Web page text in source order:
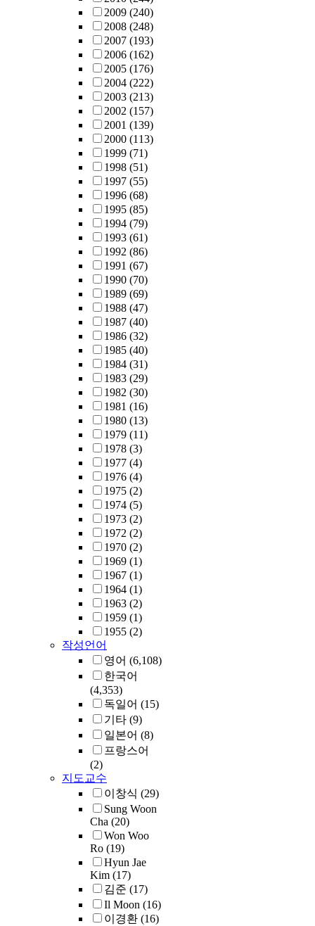
2009 (240)
2008 (248)
2007 (193)
2006 (162)
2005 (176)
2004 (222)
2003 (213)
2002 (157)
2001 (139)
2000 (113)
1999 (71)
1998 (51)
1997 (55)
1996 (68)
1995 (85)
1994 (79)
1993 (61)
1992 (86)
1991 (67)
1990 (70)
1989 (69)
1988 (47)
1987 (40)
1986 (32)
1985 (40)
1984 (31)
1983 (29)
1982 (30)
1981 (16)
1980 (13)
1979 (11)
1978 (3)
1977 (4)
1976 (4)
1975 (2)
1974 (5)
1973 (2)
1972 (2)
1970 (2)
1969 (1)
1967 (1)
1964 (1)
1963 (2)
1959 (1)
1955 (2)
작성언어
영어 (6,108)
한국어
(4,353)
독일어 (15)
기타 (9)
일본어 (8)
프랑스어
(2)
지도교수
이창식 (29)
Sung Woon
Cha (20)
Won Woo
Ro (19)
Hyun Jae
Kim (17)
김준 (17)
Il Moon (16)
이경환 (16)